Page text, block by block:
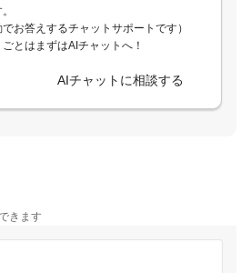
でお答えするチャットサポートです）
ごとはまずはAIチャットへ！
AIチャットに相談する
きます